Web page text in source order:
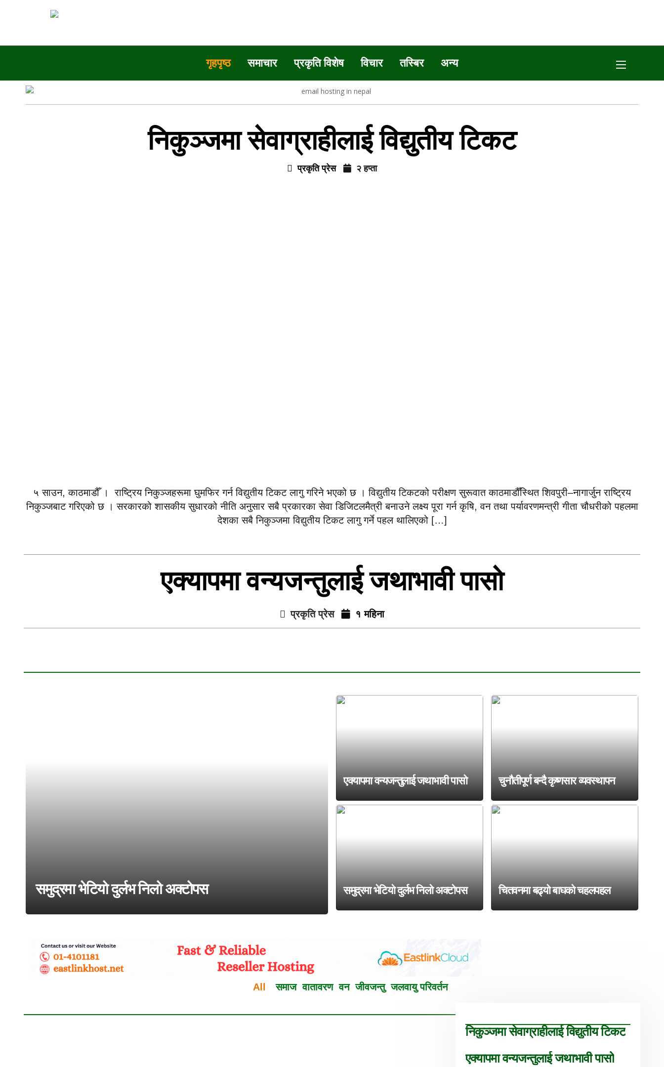
गृहपृष्ठ समाचार प्रकृति विशेष विचार तस्बिर अन्य
निकुञ्जमा सेवाग्राहीलाई विद्युतीय टिकट
प्रकृति प्रेस २ हप्ता
५ साउन, काठमाडौँ । राष्ट्रिय निकुञ्जहरूमा घुमफिर गर्न विद्युतीय टिकट लागु गरिने भएको छ । विद्युतीय टिकटको परीक्षण सुरूवात काठमाडौँस्थित शिवपुरी–नागार्जुन राष्ट्रिय
निकुञ्जबाट गरिएको छ । सरकारको शासकीय सुधारको नीति अनुसार सबै प्रकारका सेवा डिजिटलमैत्री बनाउने लक्ष्य पूरा गर्न कृषि, वन तथा पर्यावरणमन्त्री गीता चौधरीको पहलमा
देशका सबै निकुञ्जमा विद्युतीय टिकट लागु गर्ने पहल थालिएको […]
एक्यापमा वन्यजन्तुलाई जथाभावी पासो
प्रकृति प्रेस १ महिना
समुद्रमा भेटियो दुर्लभ निलो अक्टोपस
एक्यापमा वन्यजन्तुलाई जथाभावी पासो चुनौतीपूर्ण बन्दै कृष्णसार व्यवस्थापन
समुद्रमा भेटियो दुर्लभ निलो अक्टोपस चितवनमा बढ्यो बाघको चहलपहल
All समाज वातावरण वन जीवजन्तु जलवायु परिवर्तन
निकुञ्जमा सेवाग्राहीलाई विद्युतीय टिकट
एक्यापमा वन्यजन्तुलाई जथाभावी पासो